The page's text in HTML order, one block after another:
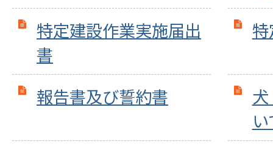
特定建設作業実施届出
書
報告書及び誓約書